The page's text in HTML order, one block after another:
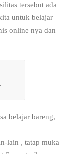
tersebut ada
untuk belajar
online nya dan
belajar bareng,
lain , tatap muka